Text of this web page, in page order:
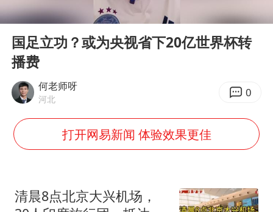
女孩摆摊卖菌子时收到北大通知书
年内第一高价股今日打新
粉笔教育发布“自曝式”公开信
广岛核爆81周年央视播《奥本海默》
中国女篮热身赛7日将战尼日利亚
公司“上四休三”但要降薪1000元
Play
00:00
国足立功？或为央视省下20亿世界杯转
播费
何老师呀
河北 0
打开网易新闻 体验效果更佳
清晨8点北京大兴机场，